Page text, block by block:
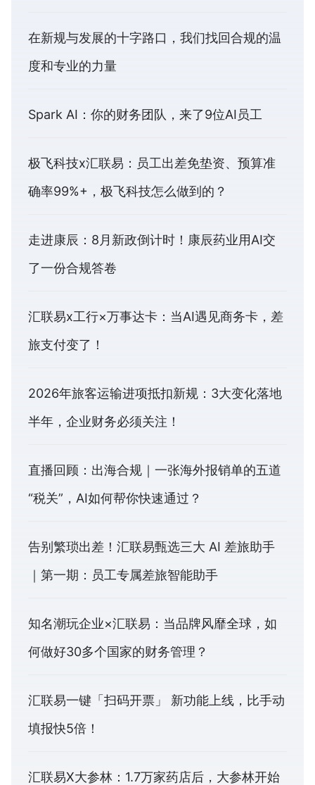
在新规与发展的十字路口，我们找回合规的温
度和专业的力量
Spark AI：你的财务团队，来了9位AI员工
极飞科技x汇联易：员工出差免垫资、预算准
确率99%+，极飞科技怎么做到的？
走进康辰：8月新政倒计时！康辰药业用AI交
了一份合规答卷
汇联易x工行×万事达卡：当AI遇见商务卡，差
旅支付变了！
2026年旅客运输进项抵扣新规：3大变化落地
半年，企业财务必须关注！
直播回顾：出海合规｜一张海外报销单的五道
“税关”，AI如何帮你快速通过？
告别繁琐出差！汇联易甄选三大 AI 差旅助手
｜第一期：员工专属差旅智能助手
知名潮玩企业×汇联易：当品牌风靡全球，如
何做好30多个国家的财务管理？
汇联易一键「扫码开票」 新功能上线，比手动
填报快5倍！
汇联易X大参林：1.7万家药店后，大参林开始